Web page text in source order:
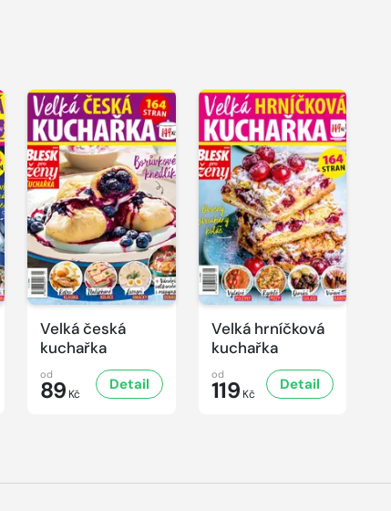
Velká česká
kuchařka
od
89 Kč
Detail
Velká hrníčková
kuchařka
od
119 Kč
Detail